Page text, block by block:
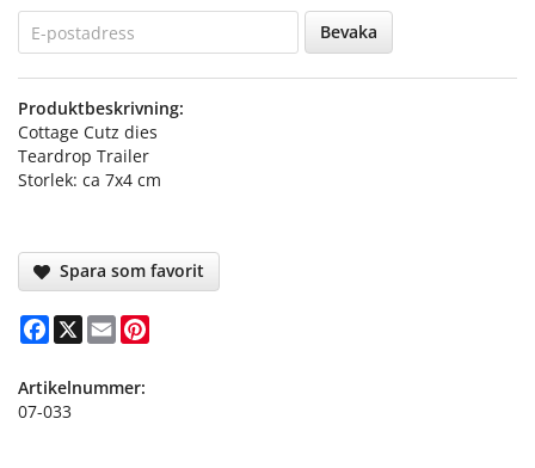
Bevaka
Produktbeskrivning:
Cottage Cutz dies
Teardrop Trailer
Storlek: ca 7x4 cm
Spara som favorit
Facebook
X Email
Artikelnummer:
07-033